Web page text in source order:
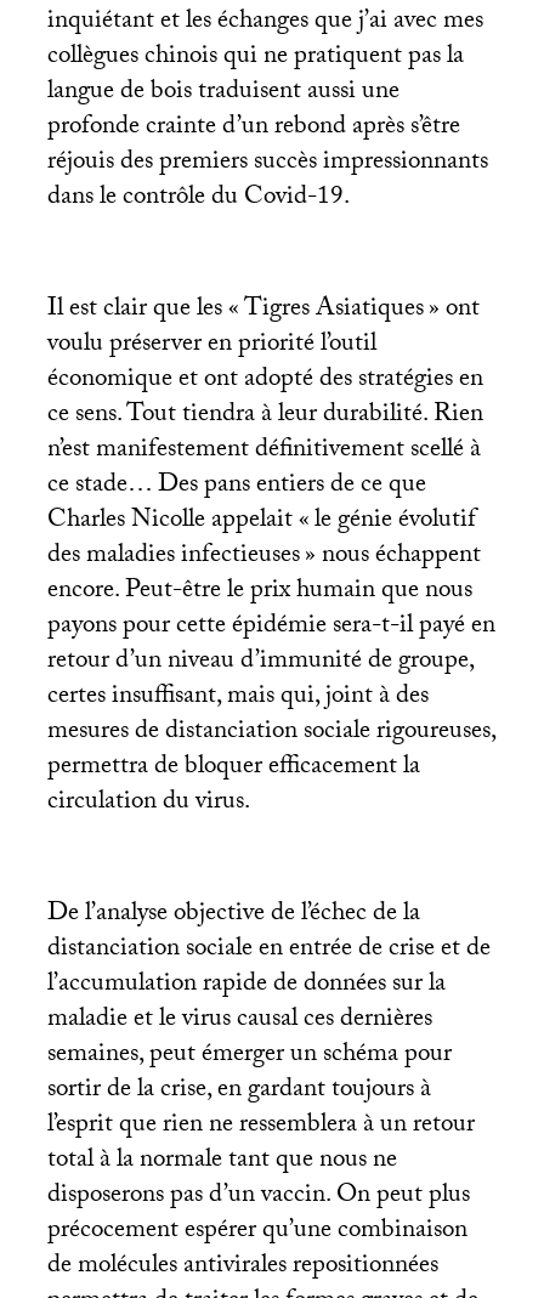
inquiétant et les échanges que j’ai avec mes
collègues chinois qui ne pratiquent pas la
langue de bois traduisent aussi une
profonde crainte d’un rebond après s’être
réjouis des premiers succès impressionnants
dans le contrôle du Covid-19.
Il est clair que les «Tigres Asiatiques» ont
voulu préserver en priorité l’outil
économique et ont adopté des stratégies en
ce sens. Tout tiendra à leur durabilité. Rien
n’est manifestement définitivement scellé à
ce stade… Des pans entiers de ce que
Charles Nicolle appelait «le génie évolutif
des maladies infectieuses» nous échappent
encore. Peut-être le prix humain que nous
payons pour cette épidémie sera-t-il payé en
retour d’un niveau d’immunité de groupe,
certes insuffisant, mais qui, joint à des
mesures de distanciation sociale rigoureuses,
permettra de bloquer efficacement la
circulation du virus.
De l’analyse objective de l’échec de la
distanciation sociale en entrée de crise et de
l’accumulation rapide de données sur la
maladie et le virus causal ces dernières
semaines, peut émerger un schéma pour
sortir de la crise, en gardant toujours à
l’esprit que rien ne ressemblera à un retour
total à la normale tant que nous ne
disposerons pas d’un vaccin. On peut plus
précocement espérer qu’une combinaison
de molécules antivirales repositionnées